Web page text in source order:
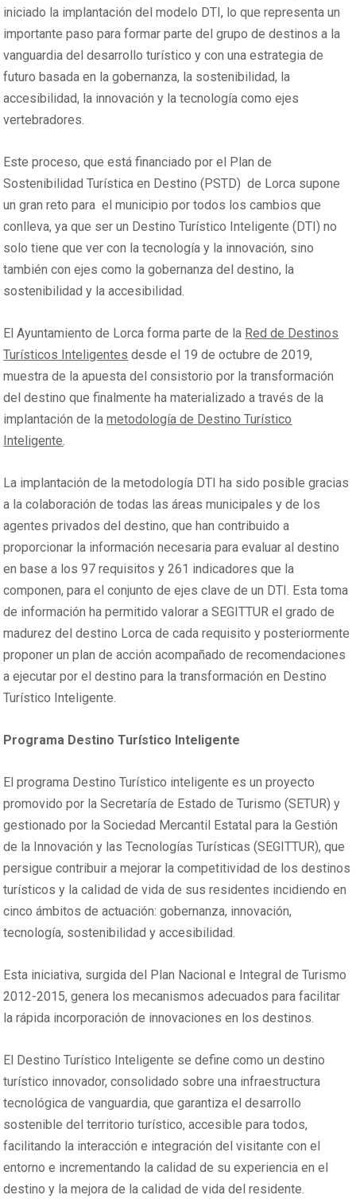
iniciado la implantación del modelo DTI, lo que representa un
importante paso para formar parte del grupo de destinos a la
vanguardia del desarrollo turístico y con una estrategia de
futuro basada en la gobernanza, la sostenibilidad, la
accesibilidad, la innovación y la tecnología como ejes
vertebradores.
Este proceso, que está financiado por el Plan de
Sostenibilidad Turística en Destino (PSTD) de Lorca supone
un gran reto para el municipio por todos los cambios que
conlleva, ya que ser un Destino Turístico Inteligente (DTI) no
solo tiene que ver con la tecnología y la innovación, sino
también con ejes como la gobernanza del destino, la
sostenibilidad y la accesibilidad.
El Ayuntamiento de Lorca forma parte de la Red de Destinos
Turísticos Inteligentes desde el 19 de octubre de 2019,
muestra de la apuesta del consistorio por la transformación
del destino que finalmente ha materializado a través de la
implantación de lametodología de Destino Turístico
Inteligente.
La implantación de la metodología DTI ha sido posible gracias
a la colaboración de todas las áreas municipales y de los
agentes privados del destino, que han contribuido a
proporcionar la información necesaria para evaluar al destino
en base a los 97 requisitos y 261 indicadores que la
componen, para el conjunto de ejes clave de un DTI. Esta toma
de información ha permitido valorar a SEGITTUR el grado de
madurez del destino Lorca de cada requisito y posteriormente
proponer un plan de acción acompañado de recomendaciones
a ejecutar por el destino para la transformación en Destino
Turístico Inteligente.
Programa Destino Turístico Inteligente
El programa Destino Turístico inteligente es un proyecto
promovido por la Secretaría de Estado de Turismo (SETUR) y
gestionado por la Sociedad Mercantil Estatal para la Gestión
de la Innovación y las Tecnologías Turísticas (SEGITTUR), que
persigue contribuir a mejorar la competitividad de los destinos
turísticos y la calidad de vida de sus residentes incidiendo en
cinco ámbitos de actuación: gobernanza, innovación,
tecnología, sostenibilidad y accesibilidad.
Esta iniciativa, surgida del Plan Nacional e Integral de Turismo
2012-2015, genera los mecanismos adecuados para facilitar
la rápida incorporación de innovaciones en los destinos.
El Destino Turístico Inteligente se define como un destino
turístico innovador, consolidado sobre una infraestructura
tecnológica de vanguardia, que garantiza el desarrollo
sostenible del territorio turístico, accesible para todos,
facilitando la interacción e integración del visitante con el
entorno e incrementando la calidad de su experiencia en el
destino y la mejora de la calidad de vida del residente.